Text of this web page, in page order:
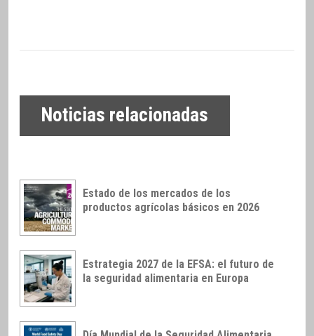
Noticias relacionadas
Estado de los mercados de los
productos agrícolas básicos en 2026
Estrategia 2027 de la EFSA: el futuro de
la seguridad alimentaria en Europa